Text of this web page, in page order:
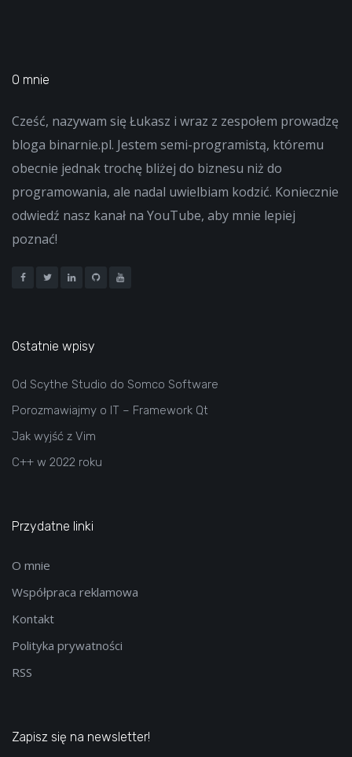
O mnie
Cześć, nazywam się Łukasz i wraz z zespołem prowadzę
bloga binarnie.pl. Jestem semi-programistą, któremu
obecnie jednak trochę bliżej do biznesu niż do
programowania, ale nadal uwielbiam kodzić. Koniecznie
odwiedź nasz kanał na YouTube, aby mnie lepiej
poznać!
Ostatnie wpisy
Od Scythe Studio do Somco Software
Porozmawiajmy o IT – Framework Qt
Jak wyjść z Vim
C++ w 2022 roku
Przydatne linki
O mnie
Współpraca reklamowa
Kontakt
Polityka prywatności
RSS
Zapisz się na newsletter!